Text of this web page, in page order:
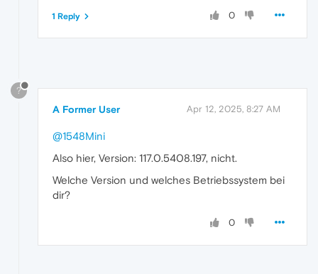
0
1 Reply
?
A Former User Apr 12, 2025, 8:27 AM
@1548Mini
Also hier, Version: 117.0.5408.197, nicht.
Welche Version und welches Betriebssystem bei
dir?
0